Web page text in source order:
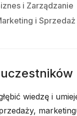
i Zarządzanie
i Sprzedaż
wiedzę i